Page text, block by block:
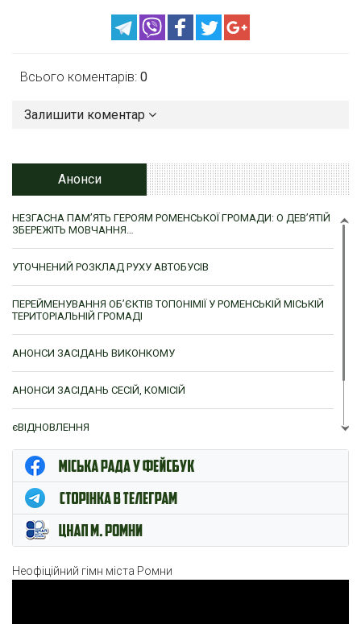
Всього коментарів: 0
Залишити коментар
Анонси
НЕЗГАСНА ПАМ’ЯТЬ ГЕРОЯМ РОМЕНСЬКОЇ ГРОМАДИ: О ДЕВ’ЯТІЙ
ЗБЕРЕЖІТЬ МОВЧАННЯ…
УТОЧНЕНИЙ РОЗКЛАД РУХУ АВТОБУСІВ
ПЕРЕЙМЕНУВАННЯ ОБ’ЄКТІВ ТОПОНІМІЇ У РОМЕНСЬКІЙ МІСЬКІЙ
ТЕРИТОРІАЛЬНІЙ ГРОМАДІ
АНОНСИ ЗАСІДАНЬ ВИКОНКОМУ
АНОНСИ ЗАСІДАНЬ СЕСІЙ, КОМІСІЙ
єВІДНОВЛЕННЯ
ЦНАП м. Ромни
Неофіційний гімн міста Ромни